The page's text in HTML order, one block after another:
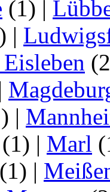
(1) |
|
|
|
(1) | Marl
(1) |